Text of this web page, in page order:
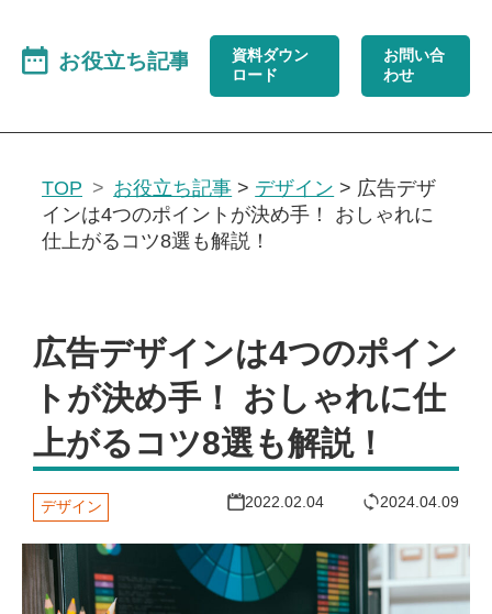
資料ダウン
ロード
お問い合
わせ
TOP お役立ち記事 > デザイン > 広告デザ
インは4つのポイントが決め手！ おしゃれに
仕上がるコツ8選も解説！
広告デザインは4つのポイン
トが決め手！ おしゃれに仕
上がるコツ8選も解説！
デザイン 2022.02.04 2024.04.09